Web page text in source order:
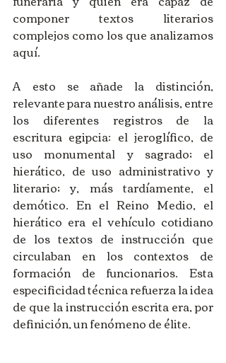
componer textos literarios
complejos como los que analizamos
aquí.
A esto se añade la distinción,
relevante para nuestro análisis, entre
los diferentes registros de la
escritura egipcia: el jeroglífico, de
uso monumental y sagrado; el
hierático, de uso administrativo y
literario; y, más tardíamente, el
demótico. En el Reino Medio, el
hierático era el vehículo cotidiano
de los textos de instrucción que
circulaban en los contextos de
formación de funcionarios. Esta
especificidad técnica refuerza la idea
de que la instrucción escrita era, por
definición, un fenómeno de élite.